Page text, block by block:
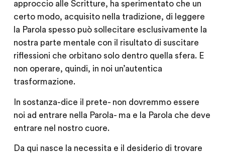
approccio alle Scritture, ha sperimentato che un
certo modo, acquisito nella tradizione, di leggere
la Parola spesso può sollecitare esclusivamente la
nostra parte mentale con il risultato di suscitare
riflessioni che orbitano solo dentro quella sfera. E
non operare, quindi, in noi un’autentica
trasformazione.
In sostanza-dice il prete- non dovremmo essere
noi ad entrare nella Parola- ma e la Parola che deve
entrare nel nostro cuore.
Da qui nasce la necessita e il desiderio di trovare